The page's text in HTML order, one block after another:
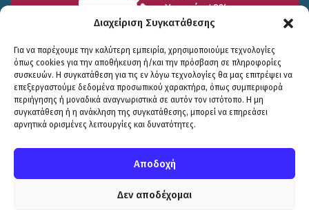
Διαχείριση Συγκατάθεσης
Για να παρέχουμε την καλύτερη εμπειρία, χρησιμοποιούμε τεχνολογίες
όπως cookies για την αποθήκευση ή/και την πρόσβαση σε πληροφορίες
συσκευών. Η συγκατάθεση για τις εν λόγω τεχνολογίες θα μας επιτρέψει να
επεξεργαστούμε δεδομένα προσωπικού χαρακτήρα, όπως συμπεριφορά
περιήγησης ή μοναδικά αναγνωριστικά σε αυτόν τον ιστότοπο. Η μη
συγκατάθεση ή η ανάκληση της συγκατάθεσης, μπορεί να επηρεάσει
αρνητικά ορισμένες λειτουργίες και δυνατότητες.
Αποδοχή
Δεν αποδέχομαι
Υγρασία 49%
25/7
15.73 oC
26/7
17.99oC
27/7
20.94oC
© COPYRIGHT ΔΗΜΟΣ ΣΟΥΛΙΟΥ 2026
ΕΓΚΡΙΤΟΣ GROUP